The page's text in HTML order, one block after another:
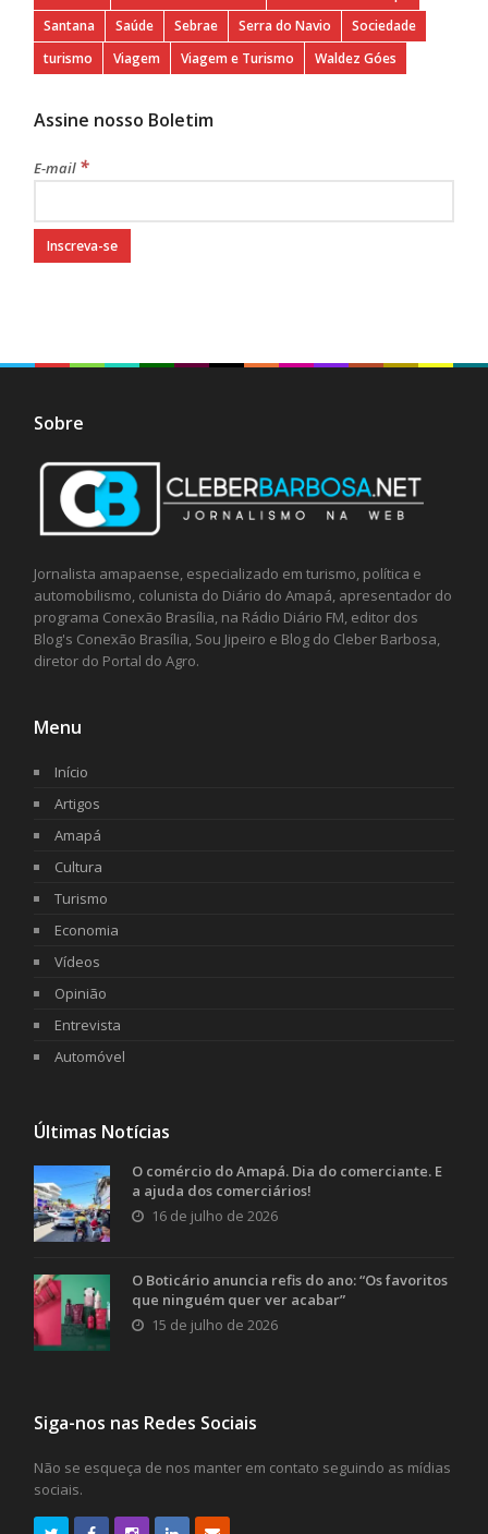
Santana
Saúde Sebrae Serra do Navio
Sociedade
turismo
Viagem Viagem e Turismo Waldez Góes
Assine nosso Boletim
E-mail *
Sobre
Jornalista amapaense, especializado em turismo, política e
automobilismo, colunista do Diário do Amapá, apresentador do
programa Conexão Brasília, na Rádio Diário FM, editor dos
Blog's Conexão Brasília, Sou Jipeiro e Blog do Cleber Barbosa,
diretor do Portal do Agro.
Menu
Início
Artigos
Amapá
Cultura
Turismo
Economia
Vídeos
Opinião
Entrevista
Automóvel
Últimas Notícias
O comércio do Amapá. Dia do comerciante. E
a ajuda dos comerciários!
16 de julho de 2026
O Boticário anuncia refis do ano: “Os favoritos
que ninguém quer ver acabar”
15 de julho de 2026
Siga-nos nas Redes Sociais
Não se esqueça de nos manter em contato seguindo as mídias
sociais.